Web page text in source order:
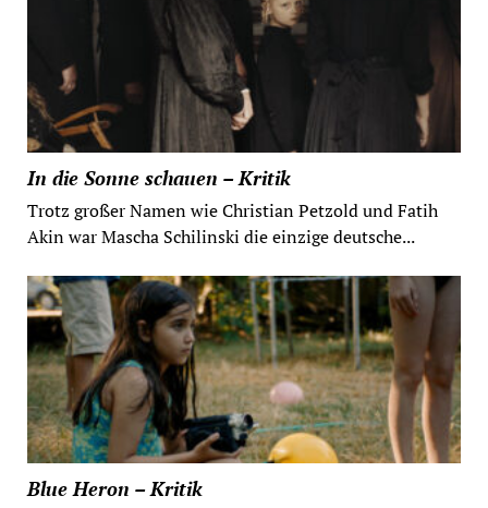
In die Sonne schauen – Kritik
Trotz großer Namen wie Christian Petzold und Fatih
Akin war Mascha Schilinski die einzige deutsche...
Blue Heron – Kritik